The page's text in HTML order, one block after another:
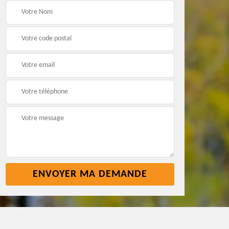
Pose nettoyage
gouttière 45
Réparation toiture 45